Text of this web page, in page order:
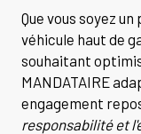
Que vous soyez
véhicule haut de
souhaitant
MANDATAIRE
engagement
responsabilité et